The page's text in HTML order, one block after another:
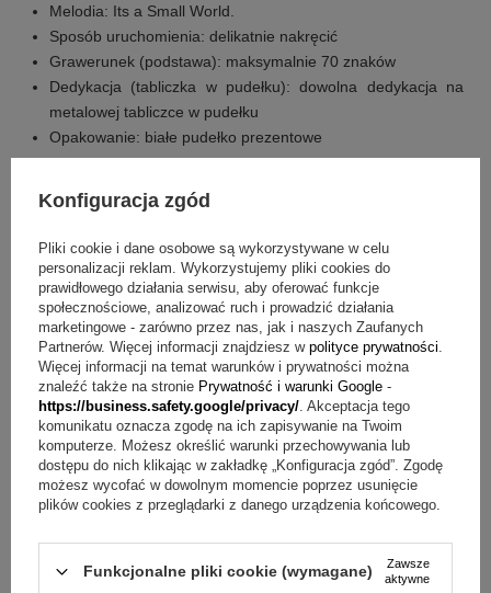
Melodia: Its a Small World.
Sposób uruchomienia: delikatnie nakręcić
Grawerunek (podstawa): maksymalnie 70 znaków
Dedykacja (tabliczka w pudełku): dowolna dedykacja na
metalowej tabliczce w pudełku
Opakowanie: białe pudełko prezentowe
dowolny grawerunek na podstawie (maksymalnie 70
znaków)
dowolna dedykacja na metalowej tabliczce w pudełku
białe pudełko prezentowe
O co pytają najczęściej?
Pytanie:Jak uruchomić pozytywkę?Odpowiedź:
Wystarczy delikatnie ją nakręcić, aby postać anioła zaczęła
się obracać i pojawiła się melodia Its a Small World.
Pytanie: Jak zamówić grawerunek na podstawie?
Odpowiedź:Podajesz własną treść, a wykonamy dowolny
Pytanie:Czy w pudełku jest dedykacja? Odpowiedź:Tak,
w zestawie jest dowolna dedykacja na metalowej tabliczce w
Konfiguracja zgód
Pliki cookie i dane osobowe są wykorzystywane w celu
personalizacji reklam. Wykorzystujemy pliki cookies do
prawidłowego działania serwisu, aby oferować funkcje
społecznościowe, analizować ruch i prowadzić działania
marketingowe - zarówno przez nas, jak i naszych Zaufanych
Partnerów. Więcej informacji znajdziesz w polityce prywatności.
Więcej informacji na temat warunków i prywatności można
znaleźć także na stronie Prywatność i warunki Google -
https://business.safety.google/privacy/. Akceptacja tego
komunikatu oznacza zgodę na ich zapisywanie na Twoim
komputerze. Możesz określić warunki przechowywania lub
dostępu do nich klikając w zakładkę „Konfiguracja zgód”. Zgodę
możesz wycofać w dowolnym momencie poprzez usunięcie
plików cookies z przeglądarki z danego urządzenia końcowego.
Funkcjonalne pliki cookie (wymagane)
Zawsze
aktywne